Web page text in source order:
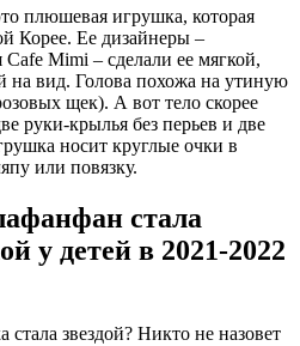
плюшевая игрушка, которая
Корее. Ее дизайнеры –
Cafe Mimi – сделали ее мягкой,
вид. Голова похожа на утиную
щек). А вот тело скорее
руки-крылья без перьев и две
носит круглые очки в
или повязку.
стала
у детей в 2021-2022
звездой? Никто не назовет